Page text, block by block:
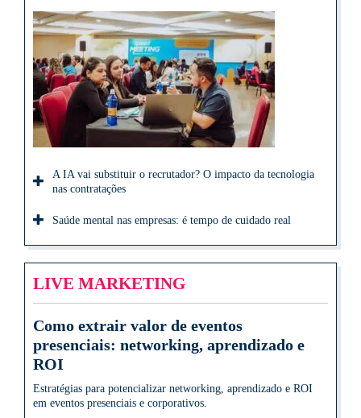
A IA vai substituir o recrutador? O impacto da tecnologia
nas contratações
Saúde mental nas empresas: é tempo de cuidado real
LIVE MARKETING
Como extrair valor de eventos
presenciais: networking, aprendizado e
ROI
Estratégias para potencializar networking, aprendizado e ROI
em eventos presenciais e corporativos.